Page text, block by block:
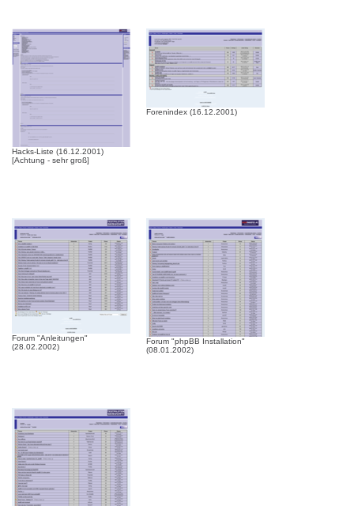
Hacks-Liste (16.12.2001)
[Achtung - sehr groß]
Forenindex (16.12.2001)
Forum "Anleitungen"
(28.02.2002)
Forum "phpBB Installation"
(08.01.2002)